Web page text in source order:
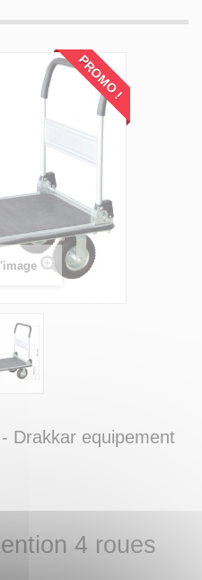
PROMO !
Drakkar equipement
4 roues